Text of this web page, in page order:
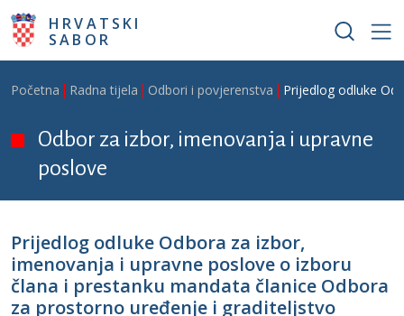
Skoči na glavni sadržaj
HRVATSKI
SABOR
Breadcrumb
Početna Radna tijela Odbori i povjerenstva Prijedlog odluke
Odbor za izbor, imenovanja i upravne
poslove
Prijedlog odluke Odbora za izbor,
imenovanja i upravne poslove o izboru
člana i prestanku mandata članice Odbora
za prostorno uređenje i graditeljstvo